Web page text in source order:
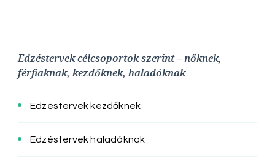
Edzéstervek célcsoportok szerint – nőknek,
férfiaknak, kezdőknek, haladóknak
Edzéstervek kezdőknek
Edzéstervek haladóknak